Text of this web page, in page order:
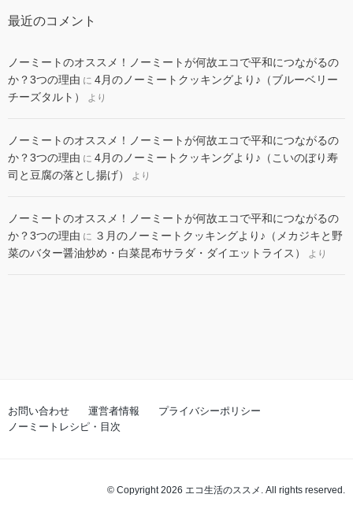
最近のコメント
ノーミートのオススメ！ノーミートが何故エコで平和につながるの
か？3つの理由 に 4月のノーミートクッキングより♪（ブルーベリー
チーズタルト）
より
ノーミートのオススメ！ノーミートが何故エコで平和につながるの
か？3つの理由 に 4月のノーミートクッキングより♪（こいのぼり寿
司と豆腐の落とし揚げ）
より
ノーミートのオススメ！ノーミートが何故エコで平和につながるの
か？3つの理由 に ３月のノーミートクッキングより♪（メカジキと野
菜のバター醤油炒め・白菜昆布サラダ・ダイエットライス）
より
お問い合わせ 運営者情報
プライバシーポリシー
ノーミートレシピ・目次
© Copyright 2026 エコ生活のススメ. All rights reserved.